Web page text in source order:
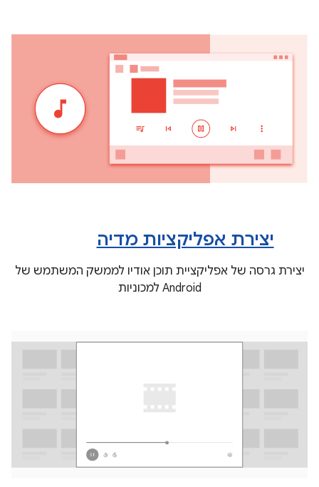
יצירת אפליקציות מדיה
יצירת גרסה של אפליקציית תוכן אודיו לממשק המשתמש של
Android למכוניות